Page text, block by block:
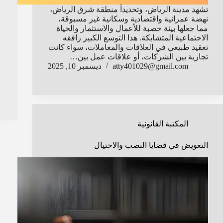
تشهد مدينة الرياض، وتحديداً منطقة شرق الرياض،
نهضة عمرانية واقتصادية وسكانية غير مسبوقة،
مما جعلها بيئة خصبة للأعمال والاستثمار والحياة
الاجتماعية المتشابكة. هذا التوسع الكبير رافقه
تعقيد طبيعي في العلاقات والمعاملات، سواء كانت
تجارية بين الشركات، أو علاقات عمل بين…
atty401029@gmail.com
ديسمبر 10, 2025
المكتبة القانونية
التعويض في قضايا النصب والاحتيال